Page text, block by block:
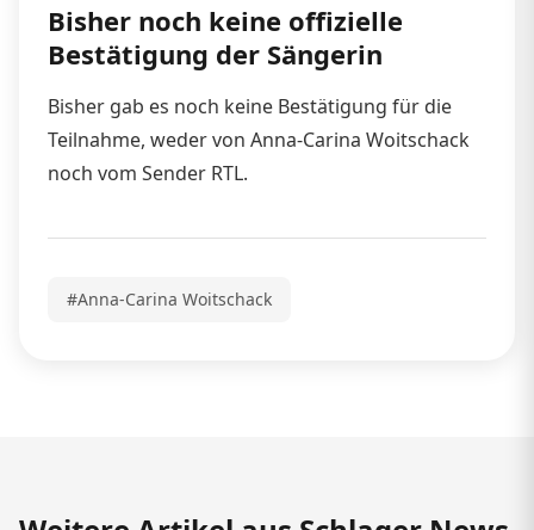
Bisher noch keine offizielle
Bestätigung der Sängerin
Bisher gab es noch keine Bestätigung für die
Teilnahme, weder von Anna-Carina Woitschack
noch vom Sender RTL.
#Anna-Carina Woitschack